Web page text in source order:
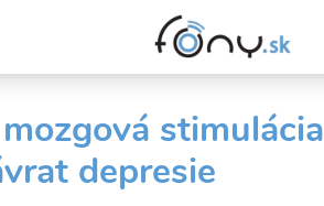
stimulácia
depresie